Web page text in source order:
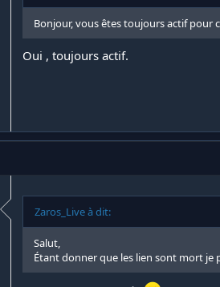
Bonjour, vous êtes toujours actif pour
Oui , toujours actif.
Zaros_Live à dit:
Salut,
Étant donner que les lien sont mort je